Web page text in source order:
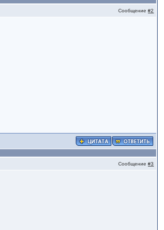
Сообщение#2
Сообщение#3